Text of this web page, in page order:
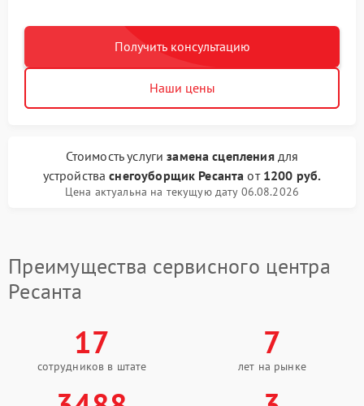
Получить консультацию
Наши цены
Стоимость услугизамена сцеплениядля
устройстваснегоуборщик Ресанта от 1200 руб.
Цена актуальна на текущую дату 06.08.2026
Преимущества сервисного центра
Ресанта
17
сотрудников в штате
7
лет на рынке